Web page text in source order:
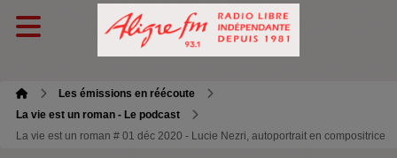
Les émissions en réécoute
La vie est un roman - Le podcast
La vie est un roman # 01 déc 2020 - Lucie Nezri, autoportrait en compositrice